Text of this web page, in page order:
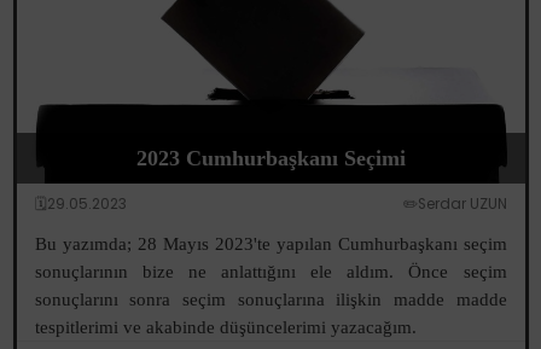
2023 Cumhurbaşkanı Seçimi
🗓️29.05.2023 ✏️Serdar UZUN
Bu yazımda; 28 Mayıs 2023'te yapılan Cumhurbaşkanı seçim
sonuçlarının bize ne anlattığını ele aldım. Önce seçim
sonuçlarını sonra seçim sonuçlarına ilişkin madde madde
tespitlerimi ve akabinde düşüncelerimi yazacağım.